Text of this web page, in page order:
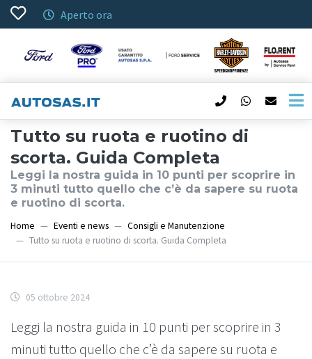
Aperto ora
Tutto su ruota e ruotino di
scorta. Guida Completa
Leggi la nostra guida in 10 punti per scoprire in
3 minuti tutto quello che c’è da sapere su ruota
e ruotino di scorta.
Home Eventi e news
Consigli e Manutenzione
Tutto su ruota e ruotino di scorta. Guida Completa
05 ottobre 2024
Leggi la nostra guida in 10 punti per scoprire in 3
minuti tutto quello che c’è da sapere su ruota e